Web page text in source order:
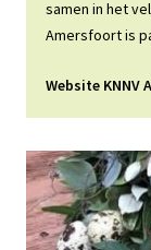
samen in het
Amersfoort is
Website KNNV